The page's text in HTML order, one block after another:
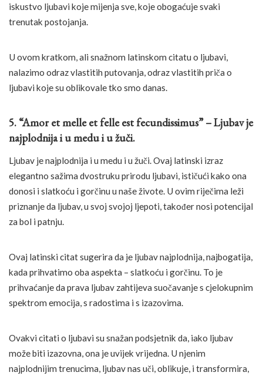
iskustvo ljubavi koje mijenja sve, koje obogaćuje svaki
trenutak postojanja.
U ovom kratkom, ali snažnom latinskom citatu o ljubavi,
nalazimo odraz vlastitih putovanja, odraz vlastitih priča o
ljubavi koje su oblikovale tko smo danas.
5. “Amor et melle et felle est fecundissimus” – Ljubav je
najplodnija i u medu i u žuči.
Ljubav je najplodnija i u medu i u žuči. Ovaj latinski izraz
elegantno sažima dvostruku prirodu ljubavi, ističući kako ona
donosi i slatkoću i gorčinu u naše živote. U ovim riječima leži
priznanje da ljubav, u svoj svojoj ljepoti, također nosi potencijal
za bol i patnju.
Ovaj latinski citat sugerira da je ljubav najplodnija, najbogatija,
kada prihvatimo oba aspekta – slatkoću i gorčinu. To je
prihvaćanje da prava ljubav zahtijeva suočavanje s cjelokupnim
spektrom emocija, s radostima i s izazovima.
Ovakvi citati o ljubavi su snažan podsjetnik da, iako ljubav
može biti izazovna, ona je uvijek vrijedna. U njenim
najplodnijim trenucima, ljubav nas uči, oblikuje, i transformira,